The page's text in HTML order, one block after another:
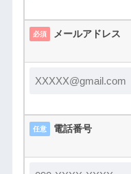
必須 メールアドレス
任意 電話番号